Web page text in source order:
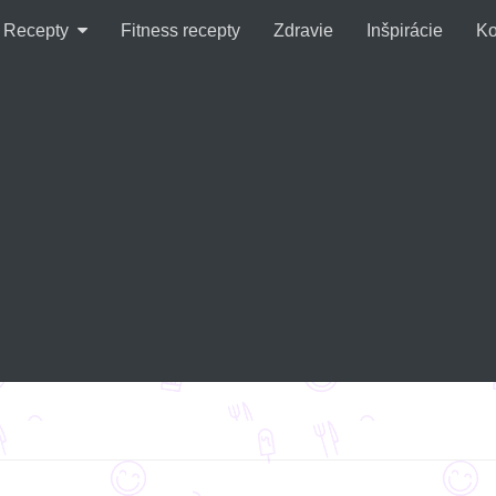
Recepty Fitness recepty Zdravie Inšpirácie